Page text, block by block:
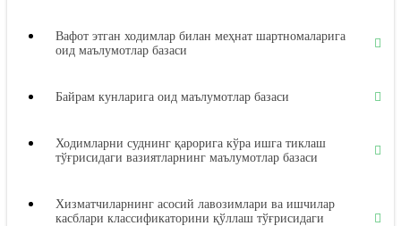
Вафот этган ходимлар билан меҳнат шартномаларига
оид маълумотлар базаси
Байрам кунларига оид маълумотлар базаси
Ходимларни суднинг қарорига кўра ишга тиклаш
тўғрисидаги вазиятларнинг маълумотлар базаси
Хизматчиларнинг асосий лавозимлари ва ишчилар
касблари классификаторини қўллаш тўғрисидаги